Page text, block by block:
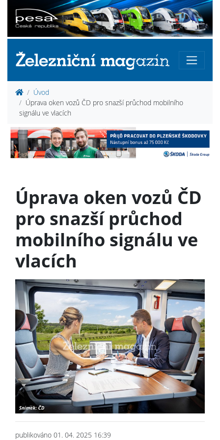
Úvod
Úprava oken vozů ČD pro snazší průchod mobilního
signálu ve vlacích
Úprava oken vozů ČD
pro snazší průchod
mobilního signálu ve
vlacích
publikováno 01. 04. 2025 16:39